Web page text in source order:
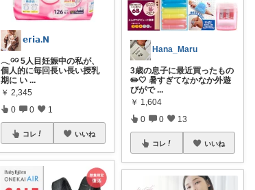
𝗲𝗿𝗶𝗮.𝗡
𓂃𓏗𓏗 5人目妊娠中の私が、
個人的に毎回長い長い授乳
期に い ...
￥ 2,345
0 0 1
コレ いいね
Hana_Maru
3歳の息子に最近買ったもの
✏️🤍 暑すぎてなかなか外遊
びがで ...
￥ 1,604
0 0 13
コレ いいね